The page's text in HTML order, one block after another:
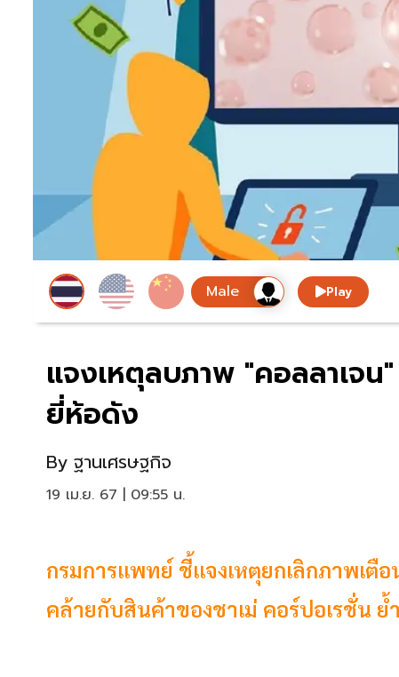
Play
แจงเหตุลบภาพ "คอลลาเจ
ยี่ห้อดัง
By ฐานเศรษฐกิจ
19 เม.ย. 67 | 09:55 น.
กรมการแพทย์ ชี้แจงเหตุยกเลิกภาพเตื
คล้ายกับสินค้าของชาเม่ คอร์ปอเรชั่น ย้